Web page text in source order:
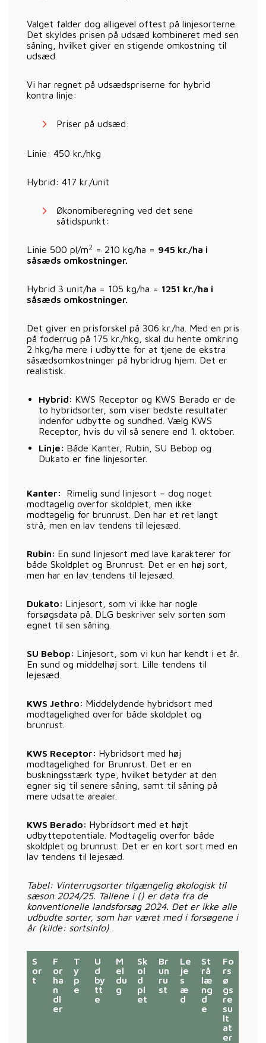
Valget falder dog alligevel oftest på linjesorterne.
Det skyldes prisen på udsæd kombineret med sen
såning, hvilket giver en stigende omkostning til
udsæd.
Vi har regnet på udsædspriserne for hybrid
kontra linje:
Priser på udsæd:
Linie: 450 kr./hkg
Hybrid: 417 kr./unit
Økonomiberegning ved det sene
såtidspunkt:
Linie 500 pl/m2 = 210 kg/ha = 945 kr./ha i
såsæds omkostninger.
Hybrid 3 unit/ha = 105 kg/ha = 1251 kr./ha i
såsæds omkostninger.
Det giver en prisforskel på 306 kr./ha. Med en pris
på foderrug på 175 kr./hkg, skal du hente omkring
2 hkg/ha mere i udbytte for at tjene de ekstra
såsædsomkostninger på hybridrug hjem. Det er
realistisk.
Hybrid: KWS Receptor og KWS Berado er de
to hybridsorter, som viser bedste resultater
indenfor udbytte og sundhed. Vælg KWS
Receptor, hvis du vil så senere end 1. oktober.
Linje: Både Kanter, Rubin, SU Bebop og
Dukato er fine linjesorter.
Kanter:
Rimelig sund linjesort – dog noget
modtagelig overfor skoldplet, men ikke
modtagelig for brunrust. Den har et ret langt
strå, men en lav tendens til lejesæd.
Rubin: En sund linjesort med lave karakterer for
både Skoldplet og Brunrust. Det er en høj sort,
men har en lav tendens til lejesæd.
Dukato: Linjesort, som vi ikke har nogle
forsøgsdata på. DLG beskriver selv sorten som
egnet til sen såning.
SU Bebop: Linjesort, som vi kun har kendt i et år.
En sund og middelhøj sort. Lille tendens til
lejesæd.
KWS Jethro: Middelydende hybridsort med
modtagelighed overfor både skoldplet og
brunrust.
KWS Receptor: Hybridsort med høj
modtagelighed for Brunrust. Det er en
buskningsstærk type, hvilket betyder at den
egner sig til senere såning, samt til såning på
mere udsatte arealer.
KWS Berado: Hybridsort med et højt
udbyttepotentiale. Modtagelig overfor både
skoldplet og brunrust. Det er en kort sort med en
lav tendens til lejesæd.
Tabel: Vinterrugsorter tilgængelig økologisk til
sæson 2024/25. Tallene i () er data fra de
konventionelle landsforsøg 2024. Det er ikke alle
udbudte sorter, som har været med i forsøgene i
år (kilde: sortsinfo)
S
or
t
F
or
ha
n
dl
er
T
y
p
e
U
d
by
tt
e
M
el
du
g
Sk
ol
d
pl
et
Br
un
ru
st
Le
je
s
æ
d
St
rå
læ
ng
d
e
Fo
rs
ø
gs
re
su
lt
at
er